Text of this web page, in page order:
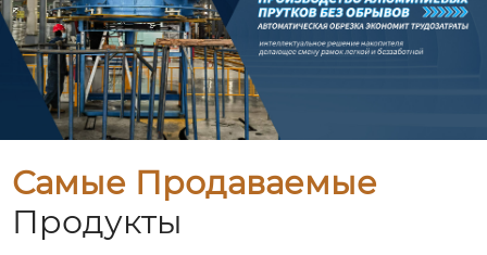
Самые Продаваемые
Продукты